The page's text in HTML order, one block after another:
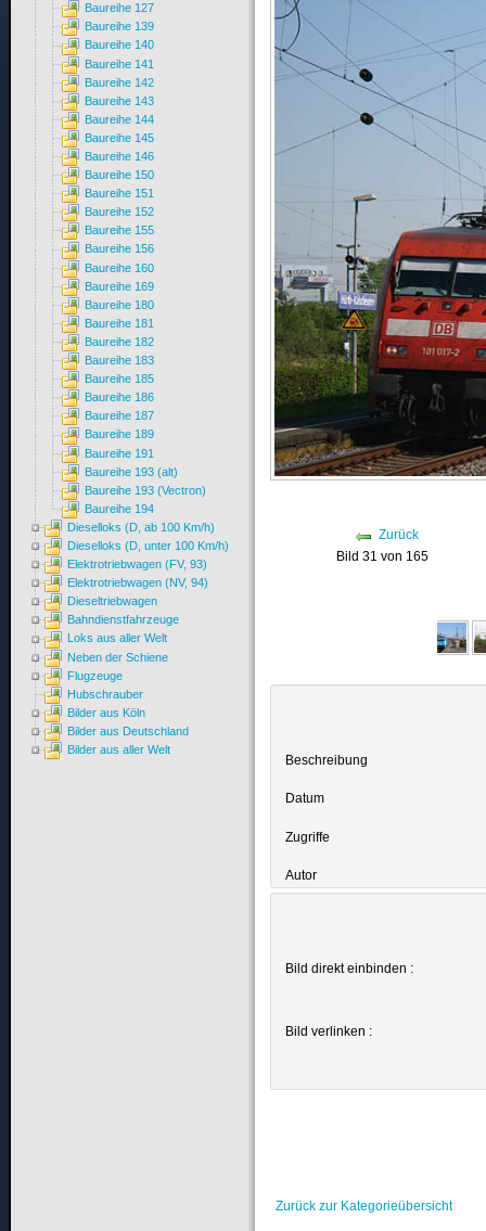
Zurück
Bild 31 von 165
Beschreibung
Datum
Zugriffe
Autor
Bild direkt einbinden :
Bild verlinken :
Zurück zur Kategorieübersicht
Baureihe 127
Baureihe 139
Baureihe 140
Baureihe 141
Baureihe 142
Baureihe 143
Baureihe 144
Baureihe 145
Baureihe 146
Baureihe 150
Baureihe 151
Baureihe 152
Baureihe 155
Baureihe 156
Baureihe 160
Baureihe 169
Baureihe 180
Baureihe 181
Baureihe 182
Baureihe 183
Baureihe 185
Baureihe 186
Baureihe 187
Baureihe 189
Baureihe 191
Baureihe 193 (alt)
Baureihe 193 (Vectron)
Baureihe 194
Dieselloks (D, ab 100 Km/h)
Dieselloks (D, unter 100 Km/h)
Elektrotriebwagen (FV, 93)
Elektrotriebwagen (NV, 94)
Dieseltriebwagen
Bahndienstfahrzeuge
Loks aus aller Welt
Neben der Schiene
Flugzeuge
Hubschrauber
Bilder aus Köln
Bilder aus Deutschland
Bilder aus aller Welt